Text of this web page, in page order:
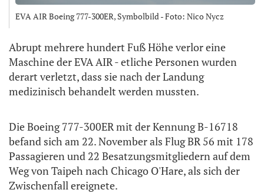
EVA AIR Boeing 777-300ER, Symbolbild - Foto: Nico Nycz
Abrupt mehrere hundert Fuß Höhe verlor eine
Maschine der EVA AIR - etliche Personen wurden
derart verletzt, dass sie nach der Landung
medizinisch behandelt werden mussten.
Die Boeing 777-300ER mit der Kennung B-16718
befand sich am 22. November als Flug BR 56 mit 178
Passagieren und 22 Besatzungsmitgliedern auf dem
Weg von Taipeh nach Chicago O'Hare, als sich der
Zwischenfall ereignete.